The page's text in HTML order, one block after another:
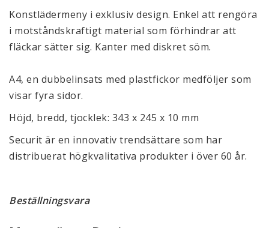
Konstlädermeny i exklusiv design. Enkel att rengöra
i motståndskraftigt material som förhindrar att
fläckar sätter sig. Kanter med diskret söm.
A4, en dubbelinsats med plastfickor medföljer som
visar fyra sidor.
Höjd, bredd, tjocklek: 343 x 245 x 10 mm
Securit är en innovativ trendsättare som har
distribuerat högkvalitativa produkter i över 60 år.
Beställningsvara